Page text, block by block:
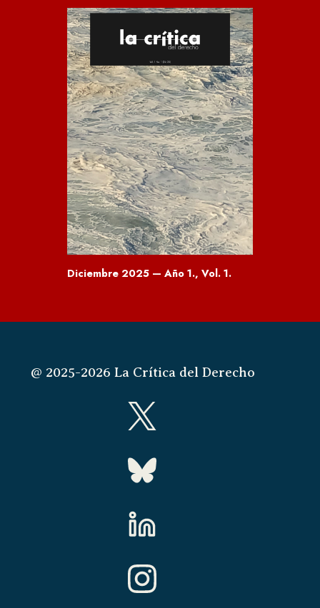
Diciembre 2025 — Año 1., Vol. 1.
@ 2025-2026 La Crítica del Derecho